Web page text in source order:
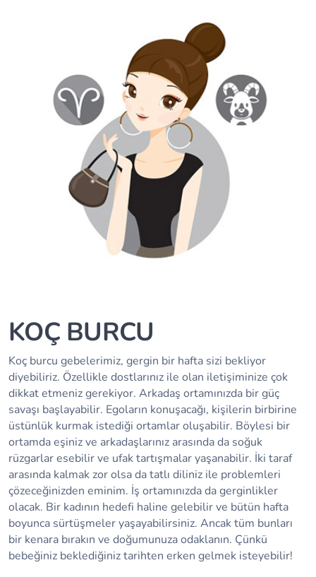
KOÇ BURCU
Koç burcu gebelerimiz, gergin bir hafta sizi bekliyor
diyebiliriz. Özellikle dostlarınız ile olan iletişiminize çok
dikkat etmeniz gerekiyor. Arkadaş ortamınızda bir güç
savaşı başlayabilir. Egoların konuşacağı, kişilerin birbirine
üstünlük kurmak istediği ortamlar oluşabilir. Böylesi bir
ortamda eşiniz ve arkadaşlarınız arasında da soğuk
rüzgarlar esebilir ve ufak tartışmalar yaşanabilir. İki taraf
arasında kalmak zor olsa da tatlı diliniz ile problemleri
çözeceğinizden eminim. İş ortamınızda da gerginlikler
olacak. Bir kadının hedefi haline gelebilir ve bütün hafta
boyunca sürtüşmeler yaşayabilirsiniz. Ancak tüm bunları
bir kenara bırakın ve doğumunuza odaklanın. Çünkü
bebeğiniz beklediğiniz tarihten erken gelmek isteyebilir!